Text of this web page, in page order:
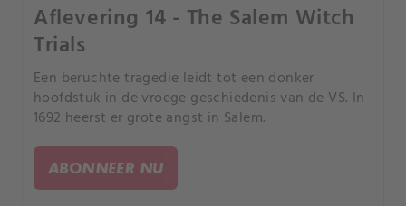
Aflevering 14 - The Salem Witch
Trials
Een beruchte tragedie leidt tot een donker
hoofdstuk in de vroege geschiedenis van de VS. In
1692 heerst er grote angst in Salem.
ABONNEER NU